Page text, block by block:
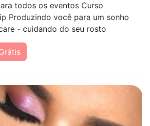
todos os eventos Curso
Produzindo você para um sonho
- cuidando do seu rosto